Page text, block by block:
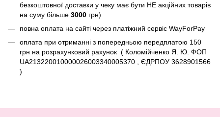
безкоштовної доставки у чеку має бути НЕ акційних товарів
на суму більше 3000 грн)
повна оплата на сайті через платіжний сервіc WayForPay
оплата при отриманні з попередньою передплатою 150
грн на розрахунковий рахунок ( Коломійченко Я. Ю. ФОП
UA213220010000026003340005370 , ЄДРПОУ 3628901566
)